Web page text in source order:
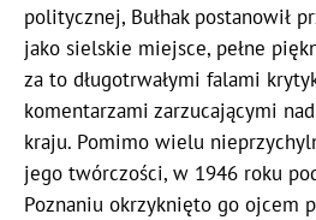
politycznej, Bułhak postanowił
jako sielskie miejsce, pełne
za to długotrwałymi falami
komentarzami zarzucającymi
kraju. Pomimo wielu
jego twórczości, w 1946 roku
Poznaniu okrzyknięto go ojcem